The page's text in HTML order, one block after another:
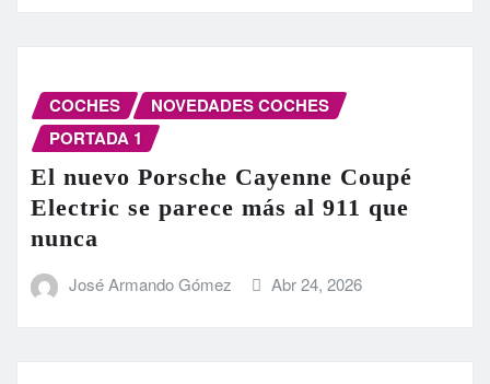
COCHES
NOVEDADES COCHES
PORTADA 1
El nuevo Porsche Cayenne Coupé
Electric se parece más al 911 que
nunca
José Armando Gómez Abr 24, 2026